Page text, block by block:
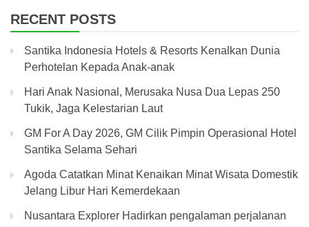
RECENT POSTS
Santika Indonesia Hotels & Resorts Kenalkan Dunia
Perhotelan Kepada Anak-anak
Hari Anak Nasional, Merusaka Nusa Dua Lepas 250
Tukik, Jaga Kelestarian Laut
GM For A Day 2026, GM Cilik Pimpin Operasional Hotel
Santika Selama Sehari
Agoda Catatkan Minat Kenaikan Minat Wisata Domestik
Jelang Libur Hari Kemerdekaan
Nusantara Explorer Hadirkan pengalaman perjalanan